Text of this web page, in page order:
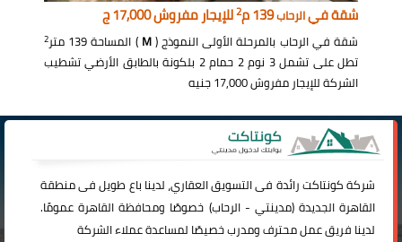
شقة فيالرحاب139 م 2للإيجار مفروش 17,000 ج
شقة في الرحاب بالمرحلة الأولى النموذج (M ) المساحة 139 متر 2
تطل على تشمل 3 نوم 2 حمام 2 بلكونة بالطابق الأرضي تشطيب
الشركة للإيجار مفروش 17,000 جنيه
شركةكونتاكترائدة فى التسويق العقاري، لدينا باع طويل فى منطقة
القاهرة الجديدة (مدينتي -الرحاب) خصوصًا ومحافظة القاهرة عمومًا.
لدينا فريق عمل محترف ومدرب خصيصًا لمساعدة عملاء الشركة